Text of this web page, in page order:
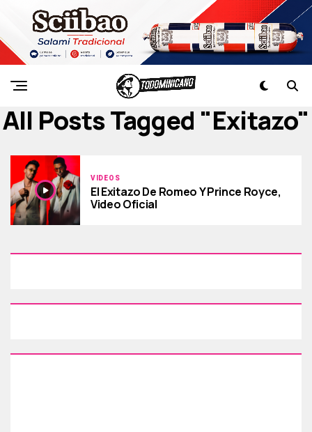
All Posts Tagged "exitazo"
VIDEOS
El Exitazo De Romeo Y Prince Royce,
Video Oficial